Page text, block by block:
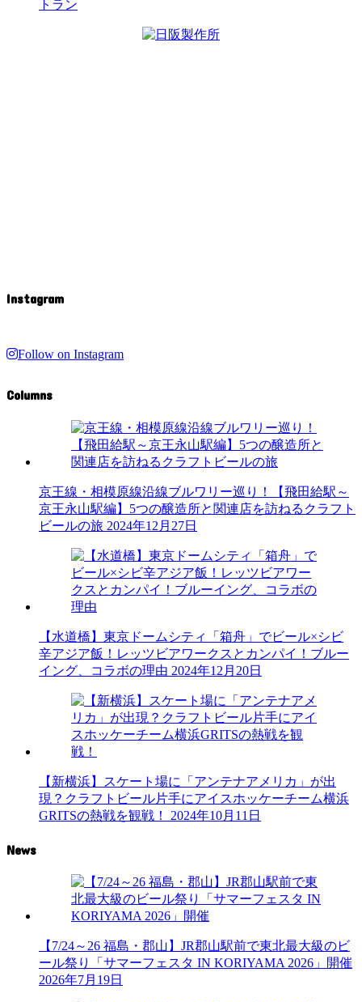
トラン
Instagram
Follow on Instagram
Columns
京王線・相模原線沿線ブルワリー巡り！【飛田給駅～
京王永山駅編】5つの醸造所と関連店を訪ねるクラフト
ビールの旅 2024年12月27日
【水道橋】東京ドームシティ「箱舟」でビール×シビ
辛アジア飯！レッツビアワークスとカンパイ！ブルー
イング、コラボの理由 2024年12月20日
【新横浜】スケート場に「アンテナアメリカ」が出
現？クラフトビール片手にアイスホッケーチーム横浜
GRITSの熱戦を観戦！
2024年10月11日
News
【7/24～26 福島・郡山】JR郡山駅前で東北最大級のビ
ール祭り「サマーフェスタ IN KORIYAMA 2026」開催
2026年7月19日